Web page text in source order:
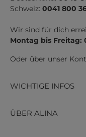
Schweiz: 0041 800
Wir sind für dich
Montag bis Freitag:
Oder über unser
WICHTIGE INFOS
ÜBER ALINA